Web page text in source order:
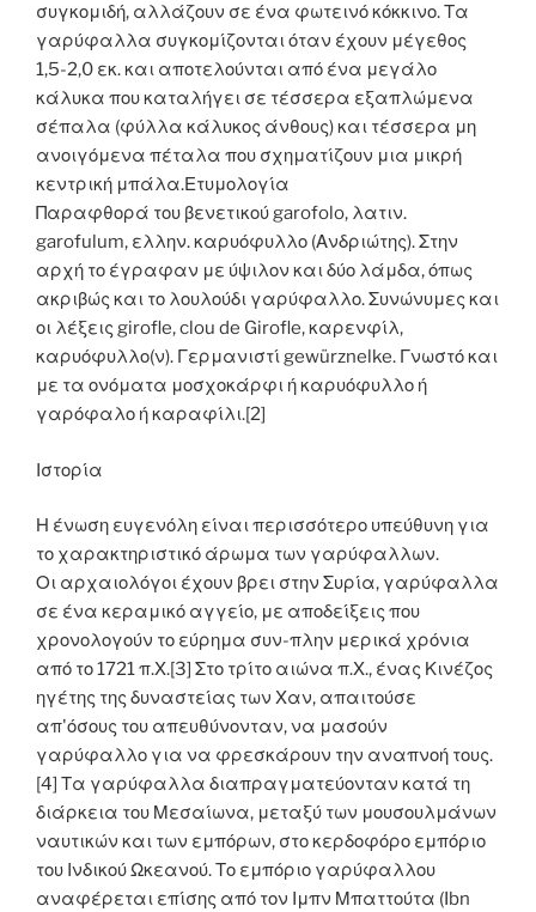
συγκομιδή, αλλάζουν σε ένα φωτεινό κόκκινο. Τα
γαρύφαλλα συγκομίζονται όταν έχουν μέγεθος
1,5-2,0 εκ. και αποτελούνται από ένα μεγάλο
κάλυκα που καταλήγει σε τέσσερα εξαπλώμενα
σέπαλα (φύλλα κάλυκος άνθους) και τέσσερα μη
ανοιγόμενα πέταλα που σχηματίζουν μια μικρή
κεντρική μπάλα.Ετυμολογία
Παραφθορά του βενετικού garofolo, λατιν.
garofulum, ελλην. καρυόφυλλο (Ανδριώτης). Στην
αρχή το έγραφαν με ύψιλον και δύο λάμδα, όπως
ακριβώς και το λουλούδι γαρύφαλλο. Συνώνυμες και
οι λέξεις girofle, clou de Girofle, καρενφίλ,
καρυόφυλλο(ν). Γερμανιστί gewürznelke. Γνωστό και
με τα ονόματα μοσχοκάρφι ή καρυόφυλλο ή
γαρόφαλο ή καραφίλι.[2]
Ιστορία
Η ένωση ευγενόλη είναι περισσότερο υπεύθυνη για
το χαρακτηριστικό άρωμα των γαρύφαλλων.
Οι αρχαιολόγοι έχουν βρει στην Συρία, γαρύφαλλα
σε ένα κεραμικό αγγείο, με αποδείξεις που
χρονολογούν το εύρημα συν-πλην μερικά χρόνια
από το 1721 π.Χ.[3] Στο τρίτο αιώνα π.Χ., ένας Κινέζος
ηγέτης της δυναστείας των Χαν, απαιτούσε
απ'όσους του απευθύνονταν, να μασούν
γαρύφαλλο για να φρεσκάρουν την αναπνοή τους.
[4] Τα γαρύφαλλα διαπραγματεύονταν κατά τη
διάρκεια του Μεσαίωνα, μεταξύ των μουσουλμάνων
ναυτικών και των εμπόρων, στο κερδοφόρο εμπόριο
του Ινδικού Ωκεανού. Το εμπόριο γαρύφαλλου
αναφέρεται επίσης από τον Ιμπν Μπαττούτα (Ibn